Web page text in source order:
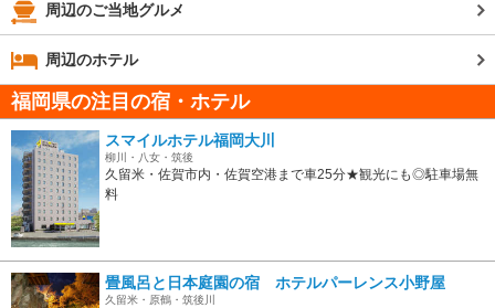
周辺のご当地グルメ
周辺のホテル
福岡県の注目の宿・ホテル
スマイルホテル福岡大川
柳川・八女・筑後
久留米・佐賀市内・佐賀空港まで車25分★観光にも◎駐車場無
料
畳風呂と日本庭園の宿 ホテルパーレンス小野屋
久留米・原鶴・筑後川